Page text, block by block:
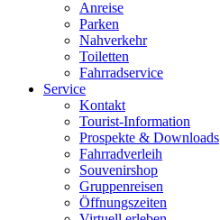
Anreise
Parken
Nahverkehr
Toiletten
Fahrradservice
Service
Kontakt
Tourist-Information
Prospekte & Downloads
Fahrradverleih
Souvenirshop
Gruppenreisen
Öffnungszeiten